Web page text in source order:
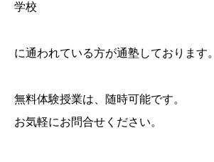
学校
に通われている方が通塾しております。
無料体験授業は、随時可能です。
お気軽にお問合せください。